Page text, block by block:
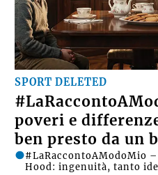
SPORT DELETED
poveri e
ben presto da un
#LaRaccontoAModoMio
Hood: ingenuità, tanto